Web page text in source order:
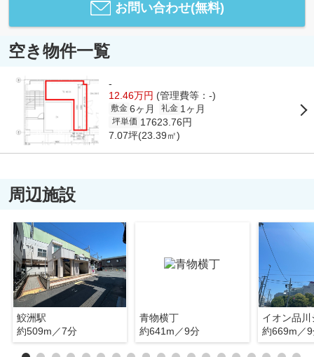
お問い合わせ(無料)
空き物件一覧
-
12.46万円 (管理費等：-)
敷金 6ヶ月 礼金 1ヶ月
坪単価 17623.76円
7.07坪(23.39㎡)
周辺施設
鮫洲駅
約509m／7分
青物横丁
約641m／9分
イオン品
約669m／